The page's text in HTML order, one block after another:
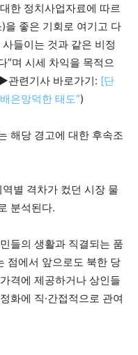
한 정치사업자료에 따르
을 좋은 기회로 여기고 다
들이는 것과 같은 비정
”며 시세 차익을 목적으
관련기사 바로가기: [단
은망덕한 태도”)
해당 경고에 대한 후속조
별 격차가 컸던 시장 물
분석된다.
들의 생활과 직결되는 품
점에서 앞으로도 북한 당
격에 제공하거나 상인들
화에 직·간접적으로 관여